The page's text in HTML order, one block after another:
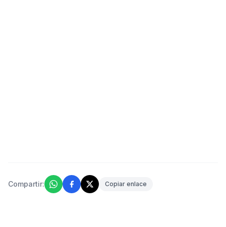
Compartir: Copiar enlace